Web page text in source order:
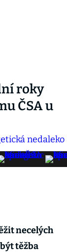
roky
ČSA u
necelých
těžba